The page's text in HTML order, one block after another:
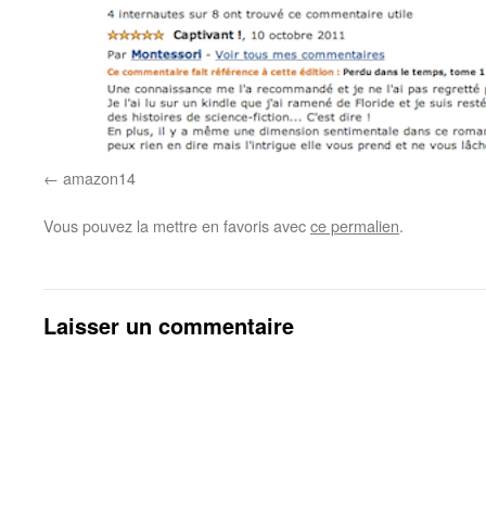
amazon14
Vous pouvez la mettre en favoris avecce permalien.
Laisser un commentaire